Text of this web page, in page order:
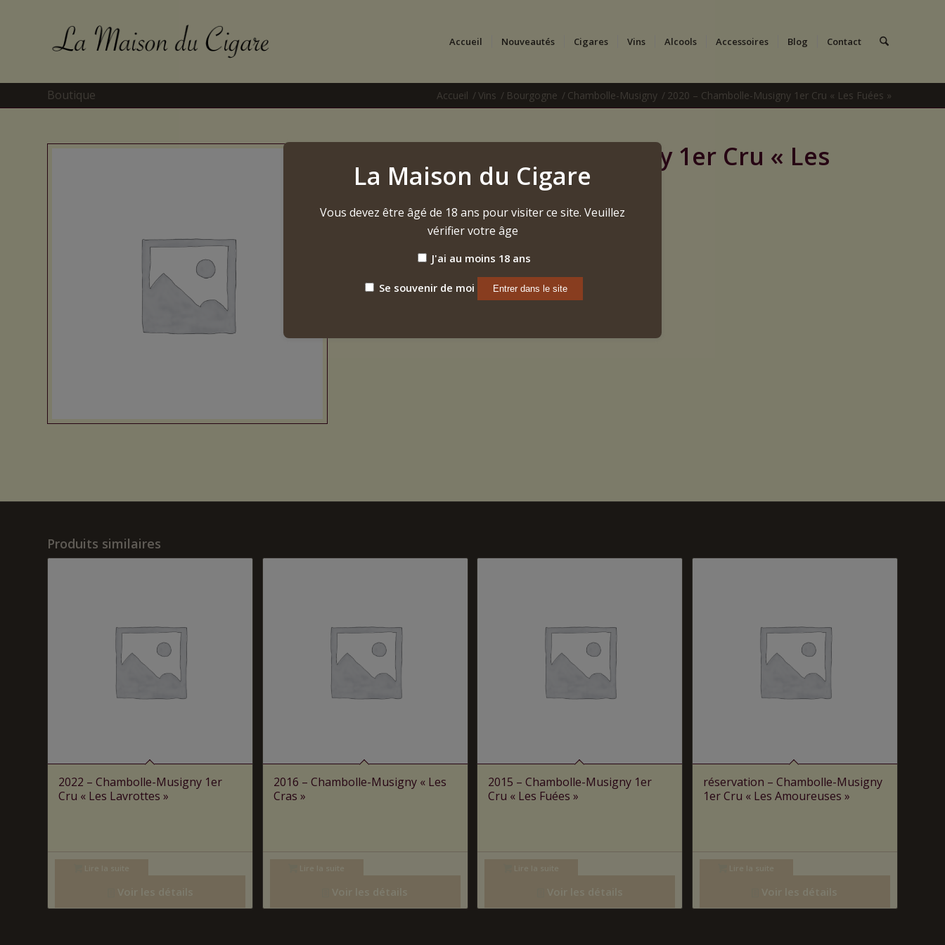
Accueil Nouveautés Cigares Vins Alcools Accessoires Blog Contact
Boutique Accueil /Vins / Bourgogne / Chambolle-Musigny / 2020 – Chambolle-Musigny 1er Cru « Les Fuées »
2020 – Chambolle-Musigny 1er Cru « Les
Fuées »
Rouge – Domaine Boursot Père et Fils
Produits similaires
2022 – Chambolle-Musigny 1er
Cru « Les Lavrottes »
2016 – Chambolle-Musigny « Les
Cras »
2015 – Chambolle-Musigny 1er
Cru « Les Fuées »
réservation – Chambolle-Musigny
1er Cru « Les Amoureuses »
La Maison du Cigare
Vous devez être âgé de 18 ans pour visiter ce site. Veuillez
vérifier votre âge
J'ai au moins 18 ans
Se souvenir de moi